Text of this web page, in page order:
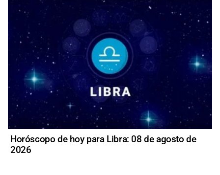
Horóscopo de hoy para Libra: 08 de agosto de
2026